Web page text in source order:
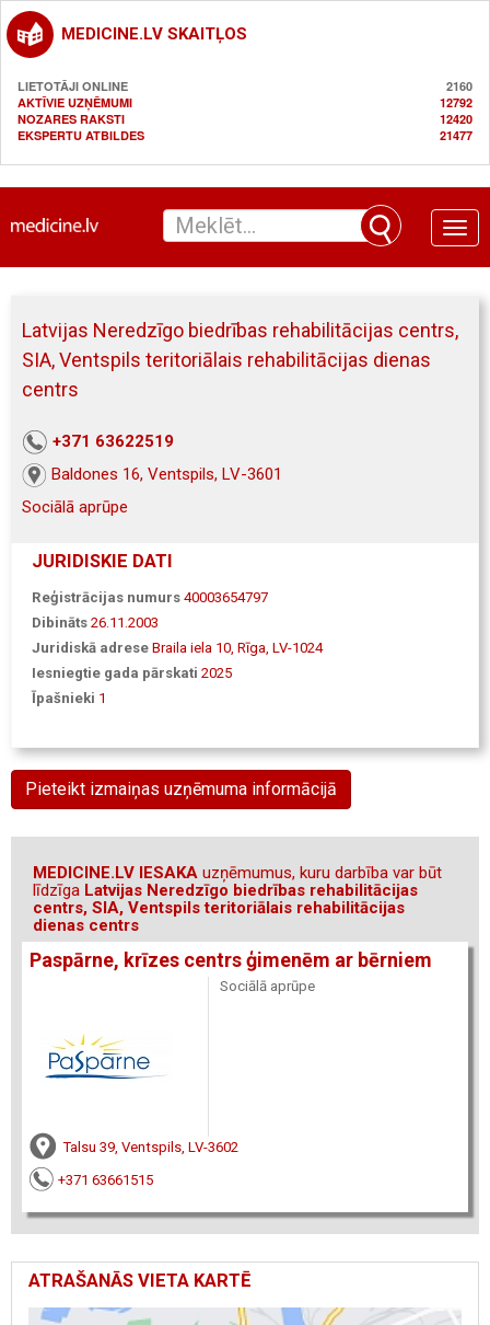
MEDICINE.LV SKAITĻOS
LIETOTĀJI ONLINE
2160
AKTĪVIE UZŅĒMUMI
12792
NOZARES RAKSTI
12420
EKSPERTU ATBILDES
21477
Toggle
Latvijas Neredzīgo biedrības rehabilitācijas centrs,
SIA, Ventspils teritoriālais rehabilitācijas dienas
centrs
+371 63622519
Baldones 16, Ventspils, LV-3601
Sociālā aprūpe
JURIDISKIE DATI
Reģistrācijas numurs 40003654797
Dibināts 26.11.2003
Juridiskā adrese Braila iela 10, Rīga, LV-1024
Iesniegtie gada pārskati 2025
Īpašnieki 1
Pieteikt izmaiņas uzņēmuma informācijā
MEDICINE.LV IESAKA uzņēmumus, kuru darbība var būt
līdzīga Latvijas Neredzīgo biedrības rehabilitācijas
centrs, SIA, Ventspils teritoriālais rehabilitācijas
dienas centrs
Paspārne, krīzes centrs ģimenēm ar bērniem
Sociālā aprūpe
Talsu 39, Ventspils, LV-3602
+371 63661515
ATRAŠANĀS VIETA KARTĒ